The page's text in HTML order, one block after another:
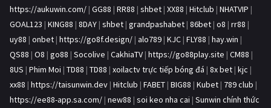
https://aukuwin.com/ | GG88 | RR88 | shbet | XX88 | Hitclub | NHATVIP |
GOAL123 | KING88 | 8DAY | shbet | grandpashabet | 86bet | o8 | rr88 |
uy88 | onbet | https://go8f.design/ | alo789 | KJC | FLY88 | hay.win |
QS88 | O8 | go88 | Socolive | CakhiaTV | https://go88play.site | CM88 |
8US | Phim Moi | TD88 | TD88 | xoilactv trực tiếp bóng đá | 8x bet | kjc |
xx88 | https://taisunwin.dev | Hitclub | FABET | BIG88 | Kubet | 789 club |
https://ee88-app.sa.com/ | new88 | soi keo nha cai | Sunwin chính thức